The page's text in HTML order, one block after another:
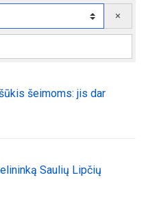
×
šeimoms: jis dar
Saulių Lipčių